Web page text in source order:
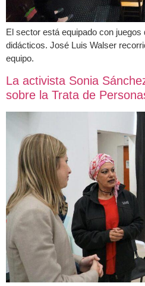
El sector está equipado con
didácticos. José Luis Walser
equipo.
La activista Sonia
sobre la Trata de